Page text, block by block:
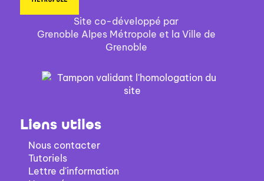
Site co-développé par
Grenoble Alpes Métropole et la Ville de
Grenoble
Liens utiles
Nous contacter
Tutoriels
Lettre d'information